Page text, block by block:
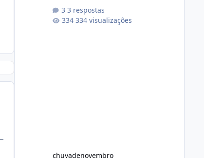
pegada no da.
3 respostas
334 visualizações
chuvadenovembro